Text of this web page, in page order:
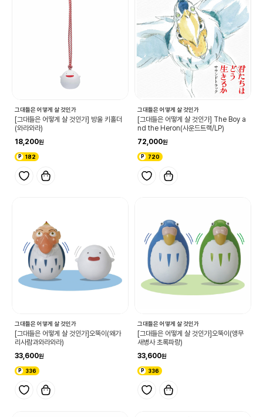
그대들은 어떻게 살 것인가
[그대들은 어떻게 살 것인가] 방울 키홀더
(와라와라)
18,200
182
그대들은 어떻게 살 것인가
[그대들은 어떻게 살 것인가] The Boy a
nd the Heron(사운드트랙/LP)
72,000
720
그대들은 어떻게 살 것인가
[그대들은 어떻게 살 것인가]오뚝이(왜가
리사람과와라와라)
33,600
336
그대들은 어떻게 살 것인가
[그대들은 어떻게 살 것인가]오뚝이(앵무
새병사 초록파랑)
33,600
336